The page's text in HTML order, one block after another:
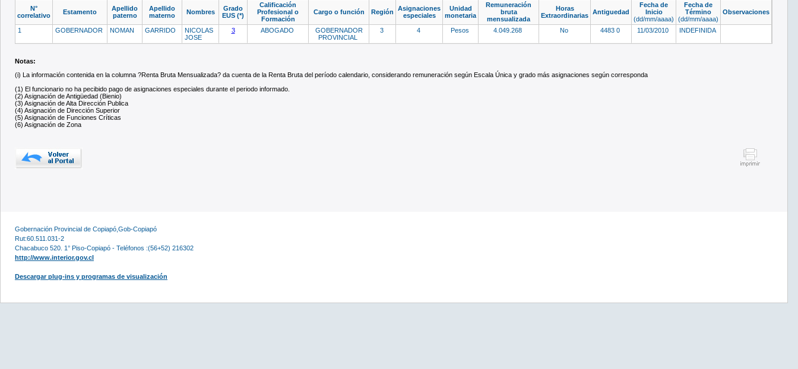
N°
correlativo
Estamento
Apellido
paterno
Apellido
materno
Nombres
Grado
EUS (*)
Calificación
Profesional o
Formación
Cargo o función Región
Asignaciones
especiales
Unidad
monetaria
Remuneración
bruta
mensualizada
Horas
Extraordinarias Antiguedad
Fecha de
Inicio
(dd/mm/aaaa)
Fecha de
Término
(dd/mm/aaaa)
Observaciones
1 GOBERNADOR NOMAN GARRIDO
NICOLAS
JOSE
3 ABOGADO
GOBERNADOR
PROVINCIAL
3 4 Pesos 4.049.268 No 4483 0 11/03/2010 INDEFINIDA
Notas:
(i) La información contenida en la columna ?Renta Bruta Mensualizada? da cuenta de la Renta Bruta del período calendario, considerando remuneración según Escala Única y grado más asignaciones según corresponda
(1) El funcionario no ha pecibido pago de asignaciones especiales durante el periodo informado.
(2) Asignación de Antigüedad (Bienio)
(3) Asignación de Alta Dirección Publica
(4) Asignación de Dirección Superior
(5) Asignación de Funciones Críticas
(6) Asignación de Zona
Gobernación Provincial de Copiapó,Gob-Copiapó
Rut:60.511.031-2
Chacabuco 520. 1° Piso-Copiapó - Teléfonos :(56+52) 216302
http://www.interior.gov.cl
Descargar plug-ins y programas de visualización